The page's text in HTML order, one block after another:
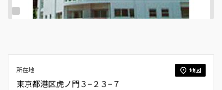
所在地 地図
東京都港区虎ノ門３−２３−７